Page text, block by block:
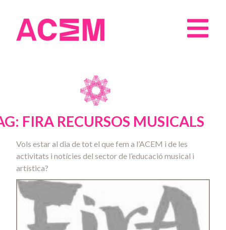
FIRA RECURSOS MUSICALS
Vols estar al dia de tot el que fem a l’ACEM i de les
activitats i notícies del sector de l’educació musical i
artística?